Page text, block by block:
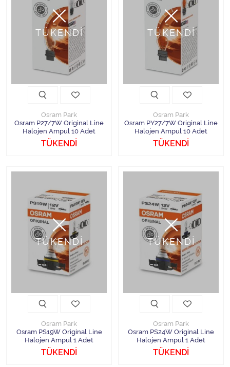
TÜKENDİ
Osram Park
Osram P27/7W Original Line
Halojen Ampul 10 Adet
TÜKENDİ
TÜKENDİ
Osram Park
Osram PY27/7W Original Line
Halojen Ampul 10 Adet
TÜKENDİ
TÜKENDİ
Osram Park
Osram PS19W Original Line
Halojen Ampul 1 Adet
TÜKENDİ
TÜKENDİ
Osram Park
Osram PS24W Original Line
Halojen Ampul 1 Adet
TÜKENDİ